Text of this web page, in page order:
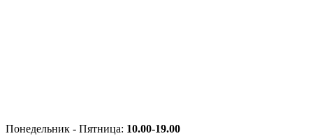
Понедельник - Пятница: 10.00-19.00